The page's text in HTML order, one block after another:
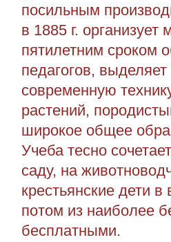
посильным
в 1885 г.
пятилетним сроком
педагогов,
современную
растений,
широкое общее
Учеба тесно
саду, на
крестьянские дети
потом из наиболее
бесплатными.